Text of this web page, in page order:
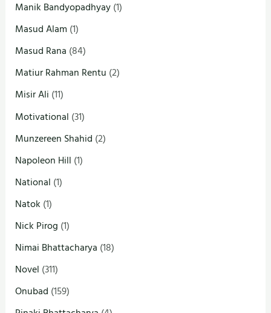
Manik Bandyopadhyay(1)
Masud Alam (1)
Masud Rana (84)
Matiur Rahman Rentu (2)
Misir Ali (11)
Motivational (31)
Munzereen Shahid (2)
Napoleon Hill (1)
National (1)
Natok (1)
Nick Pirog (1)
Nimai Bhattacharya (18)
Novel (311)
Onubad (159)